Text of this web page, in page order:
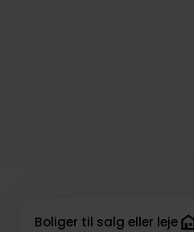
Boliger til salg eller leje